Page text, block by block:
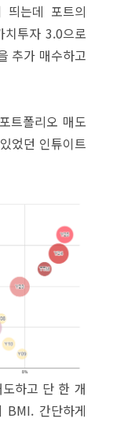
는데 포트의
투자 3.0으로
추가 매수하고
트폴리오 매도
었던 인튜이트
하고 단 한 개
BMI. 간단하게